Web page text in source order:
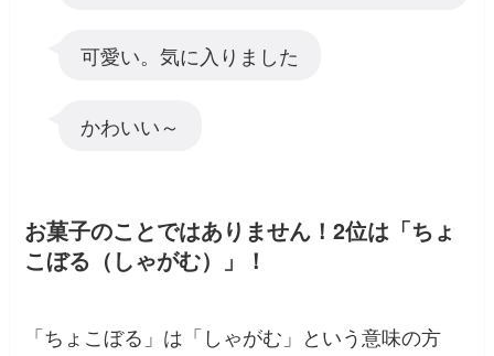
可愛い。気に入りました
かわいい～
お菓子のことではありません！2位は「ちょ
こぼる（しゃがむ）」！
「ちょこぼる」は「しゃがむ」という意味の方